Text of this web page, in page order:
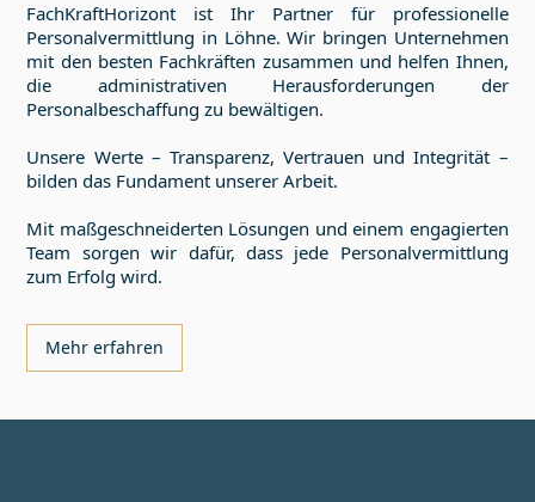
FachKraftHorizont ist Ihr Partner für professionelle
Personalvermittlung in Löhne. Wir bringen Unternehmen
mit den besten Fachkräften zusammen und helfen Ihnen,
die administrativen Herausforderungen der
Personalbeschaffung zu bewältigen.
Unsere Werte – Transparenz, Vertrauen und Integrität –
bilden das Fundament unserer Arbeit.
Mit maßgeschneiderten Lösungen und einem engagierten
Team sorgen wir dafür, dass jede Personalvermittlung
zum Erfolg wird.
Mehr erfahren